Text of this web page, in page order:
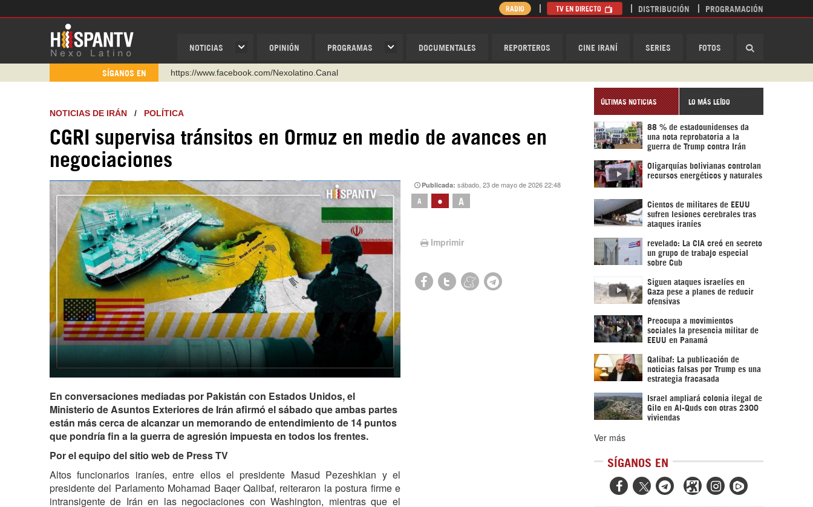
NOTICIAS OPINIÓN PROGRAMAS DOCUMENTALES REPORTEROS CINE IRANÍ SERIES FOTOS
RADIO TV EN DIRECTO DISTRIBUCIÓN PROGRAMACIÓN
SÍGANOS EN
https://www.facebook.com/Nexolatino.Canal
https://urmedium.com/c/hispantv
WhatsApp y Viber: +98 921 79 29 404
Instagram como: hispan_tv
NOTICIAS DE IRÁN / POLÍTICA
CGRI supervisa tránsitos en Ormuz en medio de avances en
negociaciones
Publicada:sábado, 23 de mayo de 2026 22:48
A • A
Imprimir
En conversaciones mediadas por Pakistán con Estados Unidos, el
Ministerio de Asuntos Exteriores de Irán afirmó el sábado que ambas partes
están más cerca de alcanzar un memorando de entendimiento de 14 puntos
que pondría fin a la guerra de agresión impuesta en todos los frentes.
Por el equipo del sitio web de Press TV
Altos funcionarios iraníes, entre ellos el presidente Masud Pezeshkian y el
presidente del Parlamento Mohamad Baqer Qalibaf, reiteraron la postura firme e
intransigente de Irán en las negociaciones con Washington, mientras que el
ÚLTIMAS NOTICIAS LO MÁS LEÍDO
88 % de estadounidenses da
una nota reprobatoria a la
guerra de Trump contra Irán
Oligarquías bolivianas controlan
recursos energéticos y naturales
Cientos de militares de EEUU
sufren lesiones cerebrales tras
ataques iraníes
revelado: La CIA creó en secreto
un grupo de trabajo especial
sobre Cub
Siguen ataques israelíes en
Gaza pese a planes de reducir
ofensivas
Preocupa a movimientos
sociales la presencia militar de
EEUU en Panamá
Qalibaf: La publicación de
noticias falsas por Trump es una
estrategia fracasada
Israel ampliará colonia ilegal de
Gilo en Al-Quds con otras 2300
viviendas
Ver más
SÍGANOS EN
  